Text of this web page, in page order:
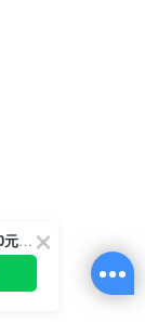
綁定LINE好友 享100元折價券